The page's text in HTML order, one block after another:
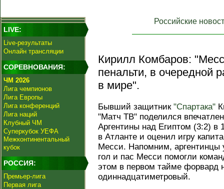
LIVE:
Live-результаты
Онлайн трансляции
СОРЕВНОВАНИЯ:
ЧМ 2026
Лига чемпионов
Лига Европы
Лига конференций
Лига наций
Клубный ЧМ
Суперкубок УЕФА
Межконтинентальный
кубок
РОССИЯ:
Премьер-лига
Первая лига
Российские
Кирилл Комбаров:
пенальти, в очередной
в мире".
Бывший защитник "Спартака"
"Матч ТВ" поделился
Аргентины над Египтом (3:2)
в Атланте и оценил игру
Месси. Напомним, аргентинцы
гол и пас Месси помогли
этом в первом тайме форвард
одиннадцатиметровый.